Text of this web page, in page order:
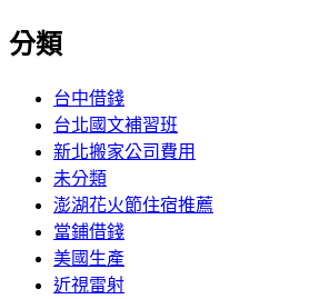
分類
台中借錢
台北國文補習班
新北搬家公司費用
未分類
澎湖花火節住宿推薦
當鋪借錢
美國生產
近視雷射